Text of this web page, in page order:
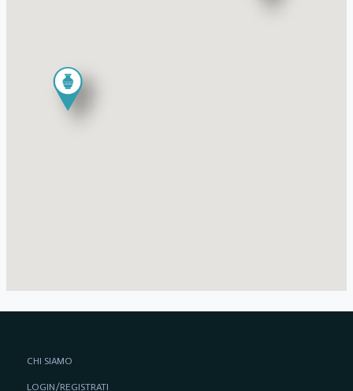
CHI SIAMO
LOGIN/REGISTRATI